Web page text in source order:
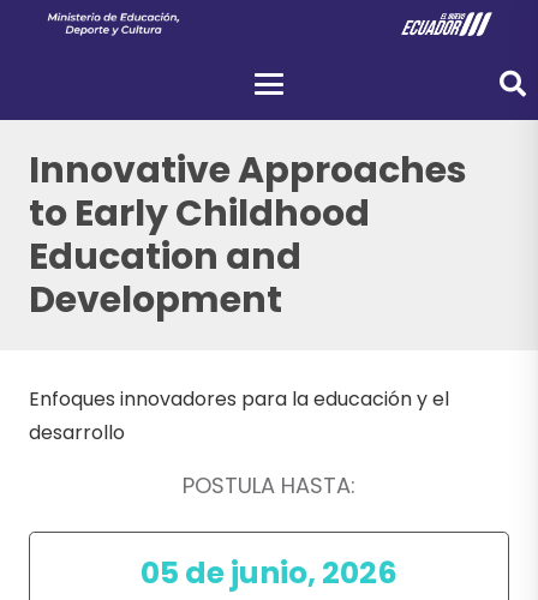
Innovative Approaches
to Early Childhood
Education and
Development
Enfoques innovadores para la educación y el
desarrollo
POSTULA HASTA:
05 de junio, 2026